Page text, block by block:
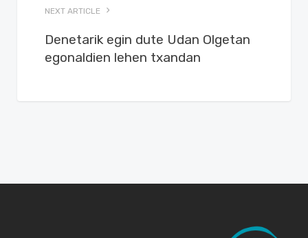
NEXT ARTICLE
Denetarik egin dute Udan Olgetan
egonaldien lehen txandan